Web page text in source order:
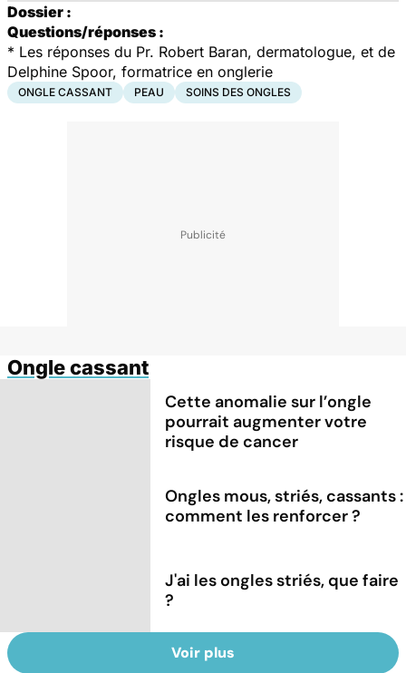
Dossier :
Questions/réponses :
* Les réponses du Pr. Robert Baran, dermatologue, et de
Delphine Spoor, formatrice en onglerie
ONGLE CASSANT PEAU SOINS DES ONGLES
Ongle cassant
Cette anomalie sur l’ongle
pourrait augmenter votre
risque de cancer
Ongles mous, striés, cassants :
comment les renforcer ?
J'ai les ongles striés, que faire
?
Voir plus